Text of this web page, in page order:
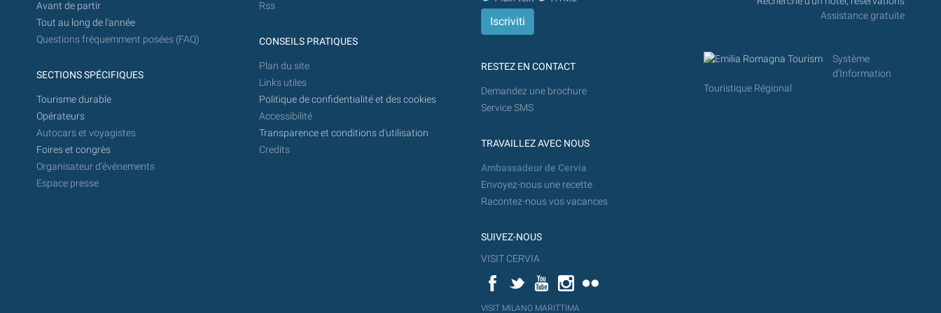
Avant de partir
Tout au long de l'année
Questions fréquemment posées (FAQ)
SECTIONS SPÉCIFIQUES
Tourisme durable
Opérateurs
Autocars et voyagistes
Foires et congrès
Organisateur d'événements
Espace presse
Rss
CONSEILS PRATIQUES
Plan du site
Links utiles
Politique de confidentialité et des cookies
Accessibilité
Transparence et conditions d'utilisation
Credits
RESTEZ EN CONTACT
Demandez une brochure
Service SMS
TRAVAILLEZ AVEC NOUS
Ambassadeur de Cervia
Envoyez-nous une recette
Racontez-nous vos vacances
SUIVEZ-NOUS
VISIT CERVIA
FacebookTwitterYouTubeInstagram
YouT
VISIT MILANO MARITTIMA
Assistance gratuite
Système
d'Information
Touristique Régional